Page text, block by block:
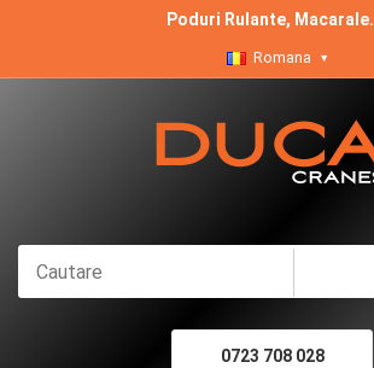
Poduri Rulante, Macarale.
Romana
0723 708 028